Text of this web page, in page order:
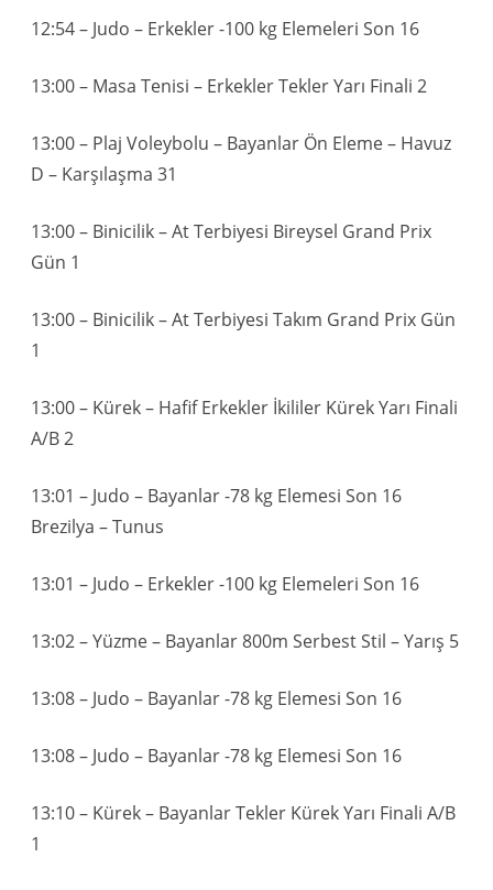
12:54 – Judo – Erkekler -100 kg Elemeleri Son 16
13:00 – Masa Tenisi – Erkekler Tekler Yarı Finali 2
13:00 – Plaj Voleybolu – Bayanlar Ön Eleme – Havuz
D – Karşılaşma 31
13:00 – Binicilik – At Terbiyesi Bireysel Grand Prix
Gün 1
13:00 – Binicilik – At Terbiyesi Takım Grand Prix Gün
1
13:00 – Kürek – Hafif Erkekler İkililer Kürek Yarı Finali
A/B 2
13:01 – Judo – Bayanlar -78 kg Elemesi Son 16
Brezilya – Tunus
13:01 – Judo – Erkekler -100 kg Elemeleri Son 16
13:02 – Yüzme – Bayanlar 800m Serbest Stil – Yarış 5
13:08 – Judo – Bayanlar -78 kg Elemesi Son 16
13:08 – Judo – Bayanlar -78 kg Elemesi Son 16
13:10 – Kürek – Bayanlar Tekler Kürek Yarı Finali A/B
1